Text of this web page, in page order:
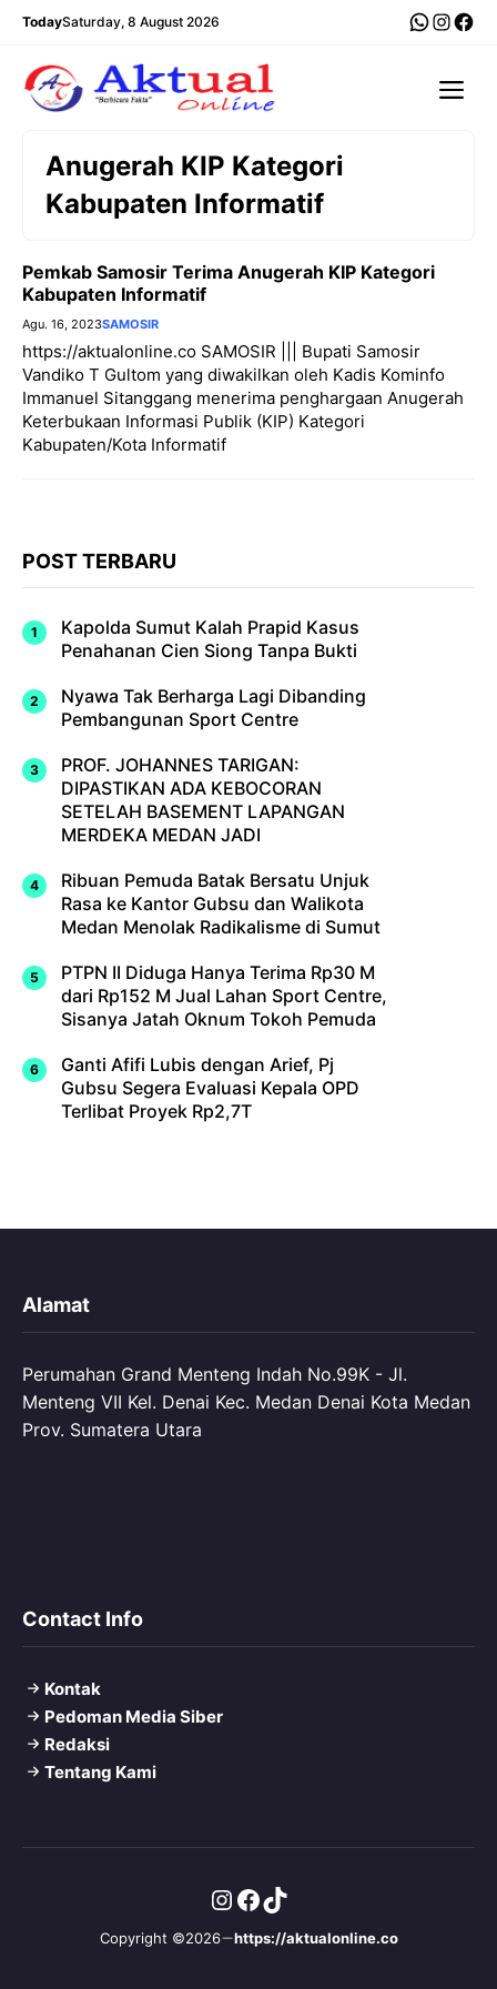
Langsung
TodaySaturday, 8 August 2026
Anugerah KIP Kategori
Kabupaten Informatif
Pemkab Samosir Terima Anugerah KIP Kategori
Kabupaten Informatif
Agu. 16, 2023SAMOSIR
https://aktualonline.co SAMOSIR ||| Bupati Samosir
Vandiko T Gultom yang diwakilkan oleh Kadis Kominfo
Immanuel Sitanggang menerima penghargaan Anugerah
Keterbukaan Informasi Publik (KIP) Kategori
Kabupaten/Kota Informatif
POST TERBARU
Kapolda Sumut Kalah Prapid Kasus
Penahanan Cien Siong Tanpa Bukti
Nyawa Tak Berharga Lagi Dibanding
Pembangunan Sport Centre
PROF. JOHANNES TARIGAN:
DIPASTIKAN ADA KEBOCORAN
SETELAH BASEMENT LAPANGAN
MERDEKA MEDAN JADI
Ribuan Pemuda Batak Bersatu Unjuk
Rasa ke Kantor Gubsu dan Walikota
Medan Menolak Radikalisme di Sumut
PTPN II Diduga Hanya Terima Rp30 M
dari Rp152 M Jual Lahan Sport Centre,
Sisanya Jatah Oknum Tokoh Pemuda
Ganti Afifi Lubis dengan Arief, Pj
Gubsu Segera Evaluasi Kepala OPD
Terlibat Proyek Rp2,7T
Alamat
Perumahan Grand Menteng Indah No.99K - Jl.
Menteng VII Kel. Denai Kec. Medan Denai Kota Medan
Prov. Sumatera Utara
Contact Info
Kontak
Pedoman Media Siber
Redaksi
Tentang Kami
Copyright ©2026 https://aktualonline.co
Instagram
Facebook
TikTok